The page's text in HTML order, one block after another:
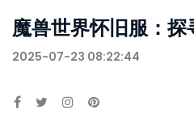
魔兽世界怀旧服：
2025-07-23 08:22:44